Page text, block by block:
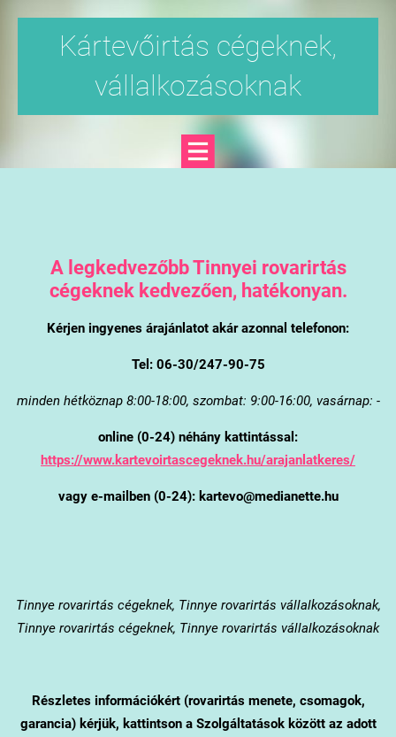
Kártevőirtás cégeknek,
vállalkozásoknak
A legkedvezőbb Tinnyei rovarirtás
cégeknek kedvezően, hatékonyan.
Kérjen ingyenes árajánlatot akár azonnal telefonon:
Tel: 06-30/247-90-75
minden hétköznap 8:00-18:00, szombat: 9:00-16:00, vasárnap: -
online (0-24) néhány kattintással:
https://www.kartevoirtascegeknek.hu/arajanlatkeres/
vagy e-mailben (0-24): kartevo@medianette.hu
Tinnyerovarirtás cégeknek, Tinnye rovarirtás vállalkozásoknak,
Tinnye rovarirtás cégeknek, Tinnye rovarirtás vállalkozásoknak
Részletes információkért (rovarirtás menete, csomagok,
garancia) kérjük, kattintson a Szolgáltatások között az adott